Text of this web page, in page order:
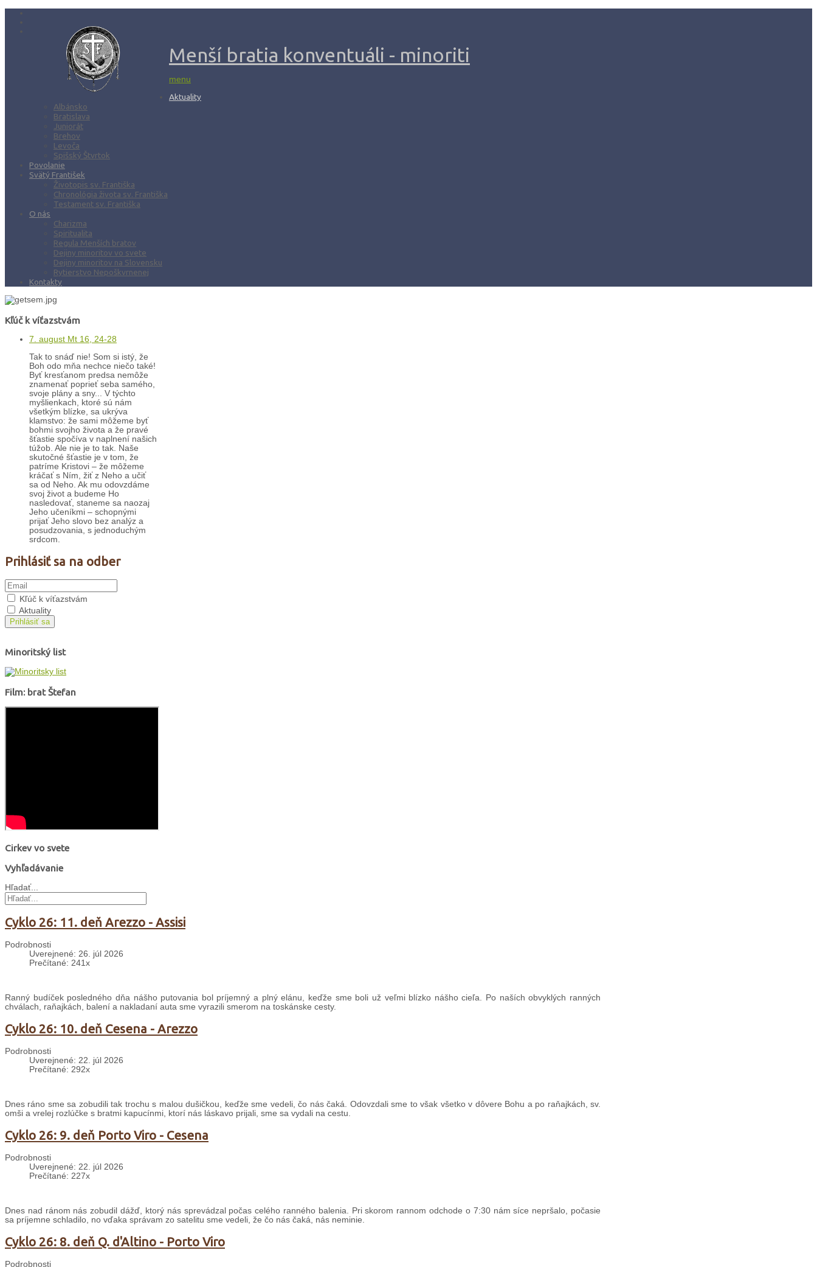
Menší bratia konventuáli - minoriti
menu
Aktuality
Albánsko
Bratislava
Juniorát
Brehov
Levoča
Spišský Štvrtok
Povolanie
Svätý František
Životopis sv. Františka
Chronológia života sv. Františka
Testament sv. Františka
O nás
Charizma
Spiritualita
Regula Menších bratov
Dejiny minoritov vo svete
Dejiny minoritov na Slovensku
Rytierstvo Nepoškvrnenej
Kontakty
Kľúč k víťazstvám
7. august Mt 16, 24-28
Tak to snáď nie! Som si istý, že
Boh odo mňa nechce niečo také!
Byť kresťanom predsa nemôže
znamenať poprieť seba samého,
svoje plány a sny... V týchto
myšlienkach, ktoré sú nám
všetkým blízke, sa ukrýva
klamstvo: že sami môžeme byť
bohmi svojho života a že pravé
šťastie spočíva v naplnení našich
túžob. Ale nie je to tak. Naše
skutočné šťastie je v tom, že
patríme Kristovi – že môžeme
kráčať s Ním, žiť z Neho a učiť
sa od Neho. Ak mu odovzdáme
svoj život a budeme Ho
nasledovať, staneme sa naozaj
Jeho učeníkmi – schopnými
prijať Jeho slovo bez analýz a
posudzovania, s jednoduchým
srdcom.
Prihlásiť sa na odber
Kľúč k víťazstvám
Aktuality
Prihlásiť sa
Minoritský list
Film: brat Štefan
Cirkev vo svete
Vyhľadávanie
Hľadať...
Cyklo 26: 11. deň Arezzo - Assisi
Podrobnosti
Uverejnené: 26. júl 2026
Prečítané: 241x
Ranný budíček posledného dňa nášho putovania bol príjemný a plný elánu, keďže sme boli už veľmi blízko nášho cieľa. Po naších obvyklých ranných
chválach, raňajkách, balení a nakladaní auta sme vyrazili smerom na toskánske cesty.
Cyklo 26: 10. deň Cesena - Arezzo
Podrobnosti
Uverejnené: 22. júl 2026
Prečítané: 292x
Dnes ráno sme sa zobudili tak trochu s malou dušičkou, keďže sme vedeli, čo nás čaká. Odovzdali sme to však všetko v dôvere Bohu a po raňajkách, sv.
omši a vrelej rozlúčke s bratmi kapucínmi, ktorí nás láskavo prijali, sme sa vydali na cestu.
Cyklo 26: 9. deň Porto Viro - Cesena
Podrobnosti
Uverejnené: 22. júl 2026
Prečítané: 227x
Dnes nad ránom nás zobudil dážď, ktorý nás sprevádzal počas celého ranného balenia. Pri skorom rannom odchode o 7:30 nám síce nepršalo, počasie
sa príjemne schladilo, no vďaka správam zo satelitu sme vedeli, že čo nás čaká, nás neminie.
Cyklo 26: 8. deň Q. d'Altino - Porto Viro
Podrobnosti